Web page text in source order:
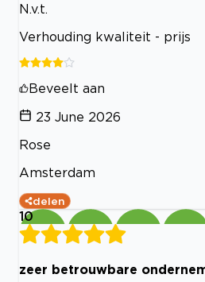
N.v.t.
Verhouding kwaliteit - prijs
Beveelt aan
23 June 2026
Rose
Amsterdam
delen
10
zeer betrouwbare